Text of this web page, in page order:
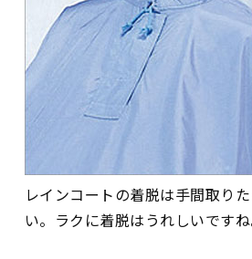
レインコートの着脱は手間取り
い。ラクに着脱はうれしいですね